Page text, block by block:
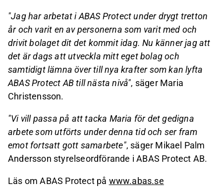
"Jag har arbetat i ABAS Protect under drygt tretton
år och varit en av personerna som varit med och
drivit bolaget dit det kommit idag. Nu känner jag att
det är dags att utveckla mitt eget bolag och
samtidigt lämna över till nya krafter som kan lyfta
ABAS Protect AB till nästa nivå", säger Maria
Christensson.
"Vi vill passa på att tacka Maria för det gedigna
arbete som utförts under denna tid och ser fram
emot fortsatt gott samarbete", säger Mikael Palm
Andersson styrelseordförande i ABAS Protect AB.
Läs om ABAS Protect på www.abas.se